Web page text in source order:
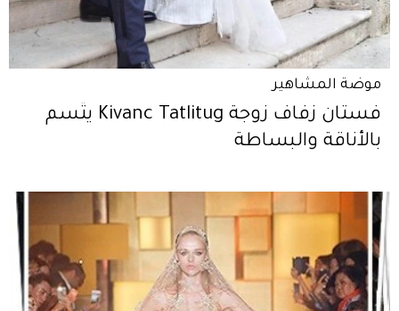
موضة المشاهير
فستان زفاف زوجة Kivanc Tatlitug يتّسم
بالأناقة والبساطة